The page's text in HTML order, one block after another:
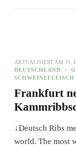
AKTUALISIERT AM 31.
DEUTSCHLAND
SCHWEINEFLEISCH
Frankfurt
↓Deutsch Ribs
world. The most